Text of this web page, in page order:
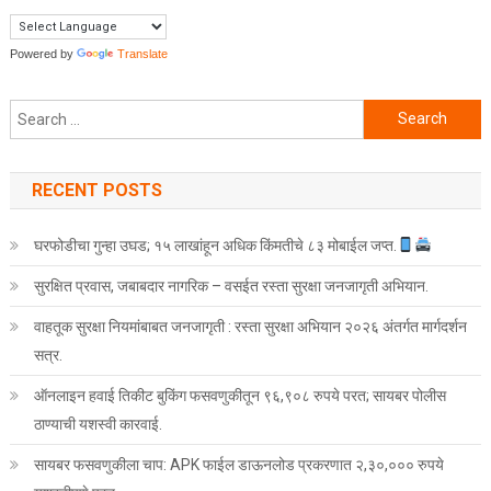
Powered by Translate
Search for:
RECENT POSTS
घरफोडीचा गुन्हा उघड; १५ लाखांहून अधिक किंमतीचे ८३ मोबाईल जप्त.
सुरक्षित प्रवास, जबाबदार नागरिक – वसईत रस्ता सुरक्षा जनजागृती अभियान.
वाहतूक सुरक्षा नियमांबाबत जनजागृती : रस्ता सुरक्षा अभियान २०२६ अंतर्गत मार्गदर्शन
सत्र.
ऑनलाइन हवाई तिकीट बुकिंग फसवणुकीतून ९६,९०८ रुपये परत; सायबर पोलीस
ठाण्याची यशस्वी कारवाई.
सायबर फसवणुकीला चाप: APK फाईल डाऊनलोड प्रकरणात २,३०,००० रुपये